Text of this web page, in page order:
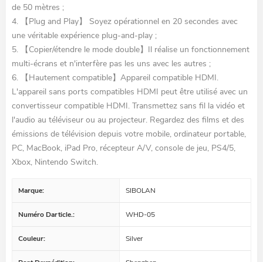
de 50 mètres ;
4. 【Plug and Play】 Soyez opérationnel en 20 secondes avec
une véritable expérience plug-and-play ;
5. 【Copier/étendre le mode double】Il réalise un fonctionnement
multi-écrans et n'interfère pas les uns avec les autres ;
6. 【Hautement compatible】Appareil compatible HDMI.
L'appareil sans ports compatibles HDMI peut être utilisé avec un
convertisseur compatible HDMI. Transmettez sans fil la vidéo et
l'audio au téléviseur ou au projecteur. Regardez des films et des
émissions de télévision depuis votre mobile, ordinateur portable,
PC, MacBook, iPad Pro, récepteur A/V, console de jeu, PS4/5,
Xbox, Nintendo Switch.
Marque: SIBOLAN
Numéro Darticle.: WHD-05
Couleur: Silver